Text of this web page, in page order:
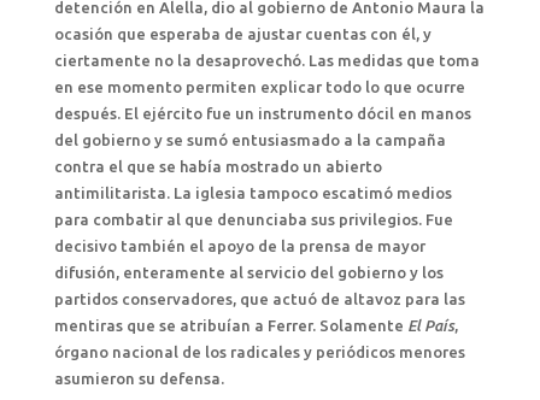
detención en Alella, dio al gobierno de Antonio Maura la
ocasión que esperaba de ajustar cuentas con él, y
ciertamente no la desaprovechó. Las medidas que toma
en ese momento permiten explicar todo lo que ocurre
después. El ejército fue un instrumento dócil en manos
del gobierno y se sumó entusiasmado a la campaña
contra el que se había mostrado un abierto
antimilitarista. La iglesia tampoco escatimó medios
para combatir al que denunciaba sus privilegios. Fue
decisivo también el apoyo de la prensa de mayor
difusión, enteramente al servicio del gobierno y los
partidos conservadores, que actuó de altavoz para las
mentiras que se atribuían a Ferrer. Solamente El País,
órgano nacional de los radicales y periódicos menores
asumieron su defensa.